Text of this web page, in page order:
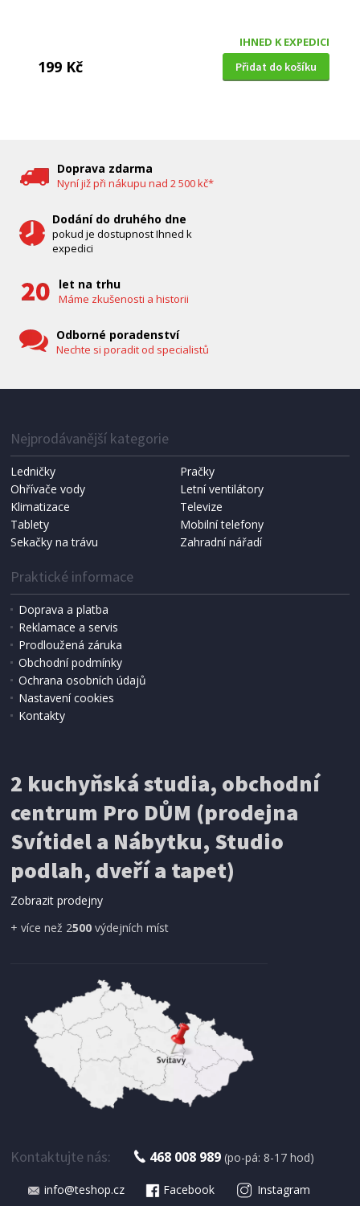
IHNED K EXPEDICI
199 Kč Přidat do košíku
NÁHRADNÍ SÁČKY DO VYSAVAČE
Koma KRA-SB02S (Multi Bag, S-BAG SMS)
199 Kč Přidat do košíku
SÍŤ PROTI HMYZU
ProGarden KO-CY5910600 Síť proti hmyzu do
dveří magnetická 210 x 100 cm
179 Kč
Doprava zdarma
Nyní již při nákupu nad 2 500 kč*
Dodání do druhého dne
pokud je dostupnost Ihned k
expedici
let na trhu
Máme zkušenosti a historii
Odborné poradenství
Nechte si poradit od specialistů
Nejprodávanější kategorie
Ledničky
Pračky
Ohřívače vody
Letní ventilátory
Klimatizace
Televize
Tablety
Mobilní telefony
Sekačky na trávu
Zahradní nářadí
Praktické informace
Doprava a platba
Reklamace a servis
Prodloužená záruka
Obchodní podmínky
Ochrana osobních údajů
Nastavení cookies
Kontakty
2 kuchyňská studia, obchodní
centrum Pro DŮM (prodejna
Svítidel a Nábytku, Studio
podlah, dveří a tapet)
Zobrazit prodejny
+ více než 2500 výdejních míst
Kontaktujte nás: 468 008 989 (po-pá: 8-17 hod)
info@teshop.cz Facebook Instagram